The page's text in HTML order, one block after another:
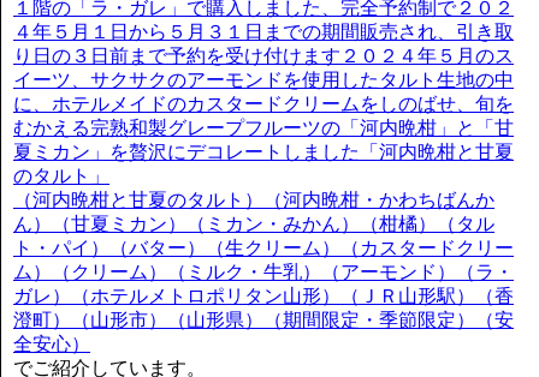
１階の「ラ・ガレ」で購入しました、完全予約制で２０２
４年５月１日から５月３１日までの期間販売され、引き取
り日の３日前まで予約を受け付けます２０２４年５月のス
イーツ、サクサクのアーモンドを使用したタルト生地の中
に、ホテルメイドのカスタードクリームをしのばせ、旬を
むかえる完熟和製グレープフルーツの「河内晩柑」と「甘
夏ミカン」を贅沢にデコレートしました「河内晩柑と甘夏
のタルト」
（河内晩柑と甘夏のタルト）（河内晩柑・かわちばんか
ん）（甘夏ミカン）（ミカン・みかん）（柑橘）（タル
ト・パイ）（バター）（生クリーム）（カスタードクリー
ム）（クリーム）（ミルク・牛乳）（アーモンド）（ラ・
ガレ）（ホテルメトロポリタン山形）（ＪＲ山形駅）（香
澄町）（山形市）（山形県）（期間限定・季節限定）（安
全安心）
でご紹介しています。